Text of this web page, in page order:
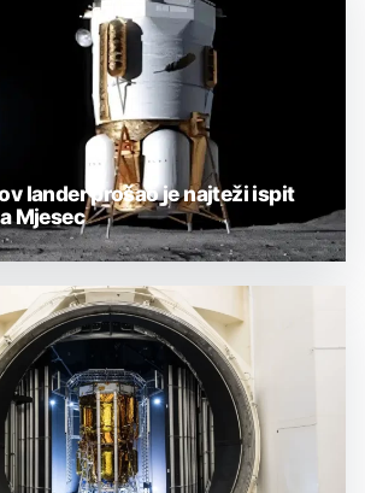
lander prošao je najteži ispit
Mjesec